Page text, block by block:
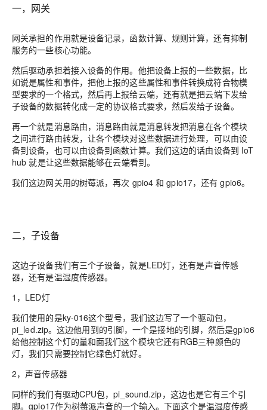
一，网关
网关承担的作用就是设备记录，函数计算、规则计算，还有抑制
服务的一些核心功能。
然后驱动承担着接入设备的作用。他把设备上报的一些数据，比
如说是属性和事件，把他上报的这些属性和事件转换成符合物模
型要求的一个格式，然后再上报给云端，还有就是把云端下发给
子设备的数据转化成一定的协议格式要求，然后发给子设备。
再一个就是消息路由，消息路由就是消息转发把消息在各个模块
之间进行路由转发，让各个模块对这些数据进行处理，可以由设
备到设备，也可以由设备到函数计算。 我们这边的话由设备到 IoT
hub 就是让这些数据能够在云端看到。
我们这边网关用的树莓派，再次 gpio4 和 gpio17，还有 gpio6。
二，子设备
这边子设备我们有三个子设备，就是LED灯，还有是声音传感
器，还有是温湿度传感器。
1 ， LED灯
我们使用的是ky-016这个型号，我们这边写了一个驱动包，
pi_led.zip。这边他用到的引脚，一个是接地的引脚，然后是gpio6
给他控制这个灯的量和面我们这个模块它还有RGB三种颜色的
灯，我们只需要控制它绿色灯就好。
2， 声音传感器
同样的我们有驱动CPU包，pi_sound.zip，这边也是它有三个引
脚。gplo17作为树莓派声音的一个输入。下面这个是温湿度传感